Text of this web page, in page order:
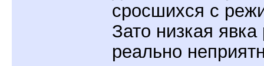
сросшихся с
Зато низкая
реально